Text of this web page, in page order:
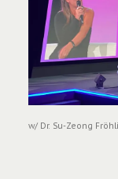
w/ Dr. Su-Zeong